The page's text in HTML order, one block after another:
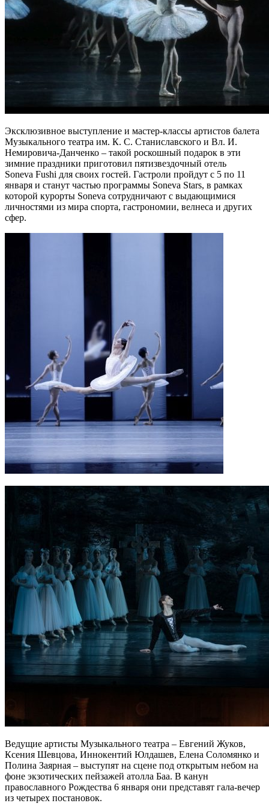
Эксклюзивное выступление и мастер-классы артистов балета
Музыкального театра им. К. С. Станиславского и Вл. И.
Немировича-Данченко – такой роскошный подарок в эти
зимние праздники приготовил пятизвездочный отель
Soneva Fushi для своих гостей. Гастроли пройдут с 5 по 11
января и станут частью программы Soneva Stars, в рамках
которой курорты Soneva сотрудничают с выдающимися
личностями из мира спорта, гастрономии, велнеса и других
сфер.
Ведущие артисты Музыкального театра – Евгений Жуков,
Ксения Шевцова, Иннокентий Юлдашев, Елена Соломянко и
Полина Заярная – выступят на сцене под открытым небом на
фоне экзотических пейзажей атолла Баа. В канун
православного Рождества 6 января они представят гала-вечер
из четырех постановок.